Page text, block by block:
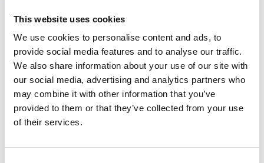
This website uses cookies
We use cookies to personalise content and ads, to
provide social media features and to analyse our traffic.
We also share information about your use of our site with
our social media, advertising and analytics partners who
may combine it with other information that you’ve
provided to them or that they’ve collected from your use
of their services.
Er gaat niets boven een heerlijke zomeravond, goed gezelschap en
een luxe diner in je eigen tuin.
Het buitenleven biedt niet alleen de ruimte om te ontspannen, maar
vormt ook de perfecte setting voor een bijzondere eetervaring.
Een luxe buitenruimte begint met de juiste inrichting. Kies voor een
grote eettafel van robuust hout of staal – niet alleen functioneel,
maar ook een echte blikvanger. Combineer deze met comfortabele
stoelen, bij voorkeur met zachte kussens voor extra luxe.
wanneer de zon langzaam ondergaat. Overweeg ook een